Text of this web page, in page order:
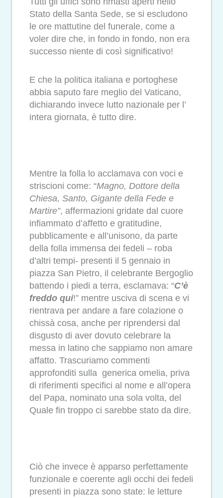
Stato della Santa Sede, se si escludono
le ore mattutine del funerale, come a
voler dire che, in fondo in fondo, non era
successo niente di così significativo!
E che la politica italiana e portoghese
abbia saputo fare meglio del Vaticano,
dichiarando invece lutto nazionale per l’
intera giornata, è tutto dire.
Mentre la folla lo acclamava con voci e
striscioni come: “Magno, Dottore della
Chiesa, Santo, Gigante della Fede e
Martire”, affermazioni gridate dal cuore
infiammato d’affetto e gratitudine,
pubblicamente e all’unisono, da parte
della folla immensa dei fedeli – roba
d’altri tempi- presenti il 5 gennaio in
piazza San Pietro, il celebrante Bergoglio
battendo i piedi a terra, esclamava: “C’è
freddo qui!” mentre usciva di scena e vi
rientrava per andare a fare colazione o
chissà cosa, anche per riprendersi dal
disgusto di aver dovuto celebrare la
messa in latino che sappiamo non amare
affatto. Trascuriamo commenti
approfonditi sulla generica omelia, priva
di riferimenti specifici al nome e all’opera
del Papa, nominato una sola volta, del
Quale fin troppo ci sarebbe stato da dire.
Ciò che invece è apparso perfettamente
funzionale e coerente agli occhi dei fedeli
presenti in piazza sono state: le letture